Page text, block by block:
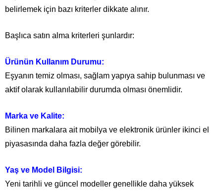
belirlemek için bazı kriterler dikkate alınır.
Başlıca satın alma kriterleri şunlardır:
Ürünün Kullanım Durumu:
Eşyanın temiz olması, sağlam yapıya sahip bulunması ve
aktif olarak kullanılabilir durumda olması önemlidir.
Marka ve Kalite:
Bilinen markalara ait mobilya ve elektronik ürünler ikinci el
piyasasında daha fazla değer görebilir.
Yaş ve Model Bilgisi:
Yeni tarihli ve güncel modeller genellikle daha yüksek